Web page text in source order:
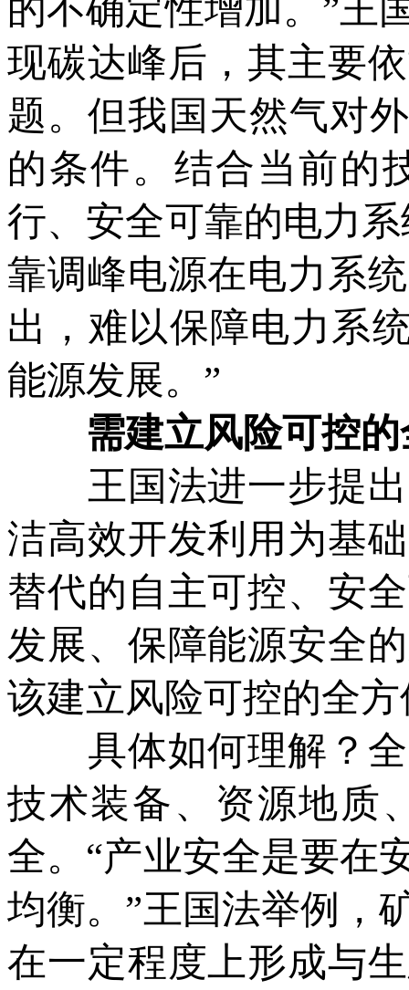
的不确定性增加。”王
现碳达峰后，其主要
题。但我国天然气对
的条件。结合当前的
行、安全可靠的电力
靠调峰电源在电力系
出，难以保障电力系
能源发展。”
需建立风险可控的
王国法进一步提出
洁高效开发利用为基
替代的自主可控、安
发展、保障能源安全
该建立风险可控的全
具体如何理解？全
技术装备、资源地质
全。“产业安全是要在
均衡。”王国法举例，
在一定程度上形成与